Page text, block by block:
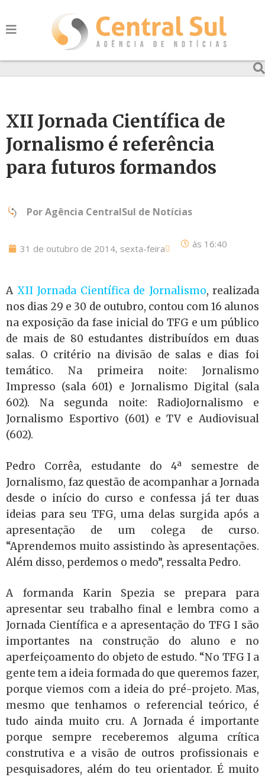
XII Jornada Científica de
Jornalismo é referência
para futuros formandos
PorAgência CentralSul de Notícias
31 de outubro de 2014, sexta-feira às 16:40
A XII Jornada Científica de Jornalismo, realizada
nos dias 29 e 30 de outubro, contou com 16 alunos
na exposição da fase inicial do TFG e um público
de mais de 80 estudantes distribuídos em duas
salas. O critério na divisão de salas e dias foi
temático. Na primeira noite: Jornalismo
Impresso (sala 601) e Jornalismo Digital (sala
602). Na segunda noite: RadioJornalismo e
Jornalismo Esportivo (601) e TV e Audiovisual
(602).
Pedro Corrêa, estudante do 4ª semestre de
Jornalismo, faz questão de acompanhar a Jornada
desde o início do curso e confessa já ter duas
ideias para seu TFG, uma delas surgida após a
apresentação de um colega de curso.
“Aprendemos muito assistindo às apresentações.
Além disso, perdemos o medo”, ressalta Pedro.
A formanda Karin Spezia se prepara para
apresentar seu trabalho final e lembra como a
Jornada Científica e a apresentação do TFG I são
importantes na construção do aluno e no
aperfeiçoamento do objeto de estudo. “No TFG I a
gente tem a ideia formada do que queremos fazer,
porque viemos com a ideia do pré-projeto. Mas,
mesmo que tenhamos o referencial teórico, é
tudo ainda muito cru. A Jornada é importante
porque sempre receberemos alguma crítica
construtiva e a visão de outros profissionais e
pesquisadores, além do teu orientador. É muito